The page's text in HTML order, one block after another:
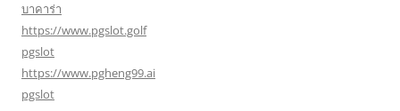
บาคาร่า
https://www.pgslot.golf
pgslot
https://www.pgheng99.ai
pgslot